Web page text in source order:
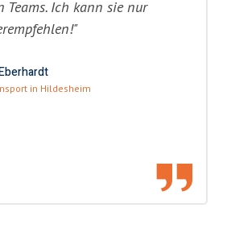
Teams. Ich kann sie nur
in Hildesheim